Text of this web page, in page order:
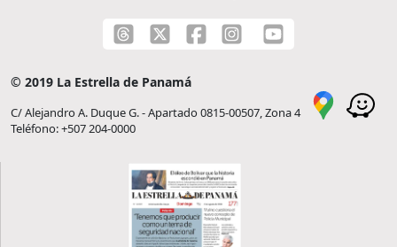
© 2019 La Estrella de Panamá
C/ Alejandro A. Duque G. - Apartado 0815-00507, Zona 4
Teléfono: +507 204-0000